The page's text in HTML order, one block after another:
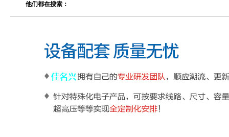
他们都在搜索：